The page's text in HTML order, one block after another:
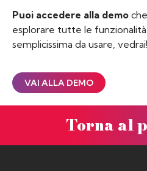
Puoi accedere alla demo
esplorare tutte le
semplicissima da usare, vedrai!
VAI ALLA DEMO
Torna al